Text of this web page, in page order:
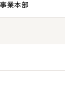
業本部